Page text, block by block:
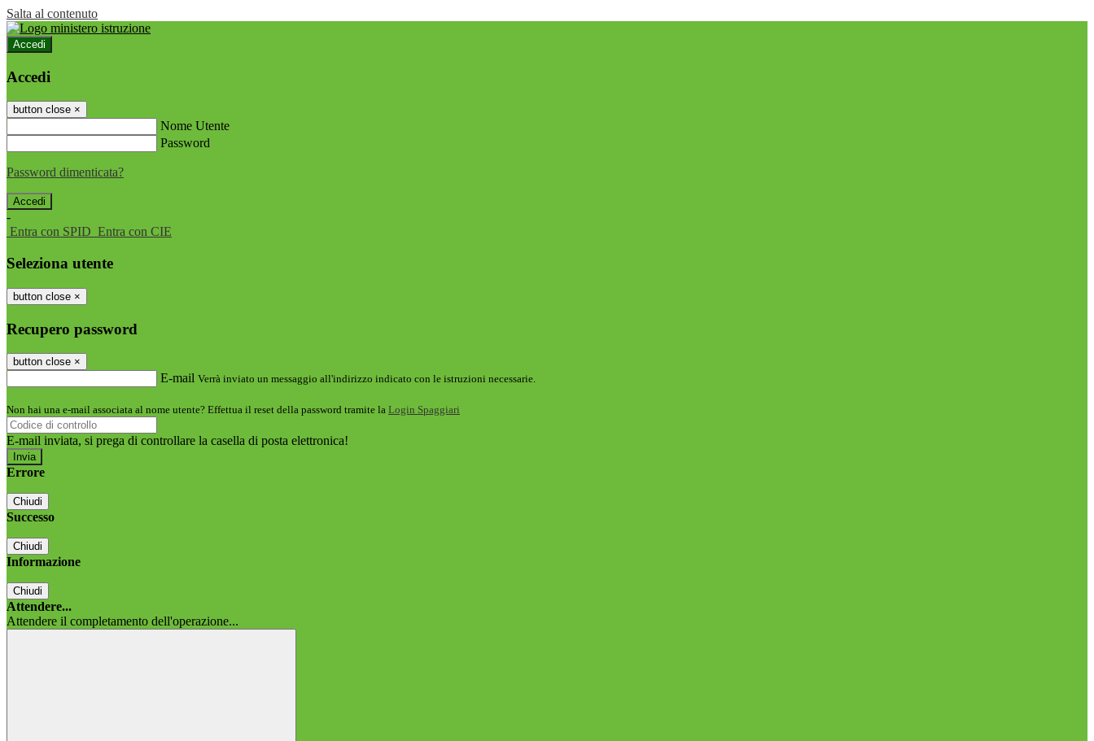
Salta al contenuto
Accedi
Accedi
button close ×
Nome Utente
Password
Password dimenticata?
-
Entra con SPID Entra con CIE
Seleziona utente
button close ×
Recupero password
button close ×
E-mail Verrà inviato un messaggio all'indirizzo indicato con le istruzioni necessarie.
Non hai una e-mail associata al nome utente? Effettua il reset della password tramite la Login Spaggiari
E-mail inviata, si prega di controllare la casella di posta elettronica!
Errore
Chiudi
Successo
Chiudi
Informazione
Chiudi
Attendere...
Attendere il completamento dell'operazione...